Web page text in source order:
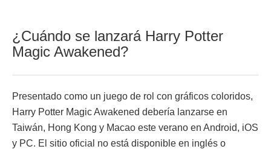
¿Cuándo se lanzará Harry Potter
Magic Awakened?
Presentado como un juego de rol con gráficos coloridos,
Harry Potter Magic Awakened debería lanzarse en
Taiwán, Hong Kong y Macao este verano en Android, iOS
y PC. El sitio oficial no está disponible en inglés o